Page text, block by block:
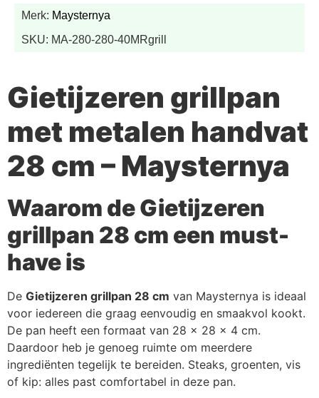
Merk: Maysternya
SKU: MA-280-280-40MRgrill
Gietijzeren grillpan
met metalen handvat
28 cm – Maysternya
Waarom de Gietijzeren
grillpan 28 cm een must-
have is
De Gietijzeren grillpan 28 cm van Maysternya is ideaal
voor iedereen die graag eenvoudig en smaakvol kookt.
De pan heeft een formaat van 28 × 28 × 4 cm.
Daardoor heb je genoeg ruimte om meerdere
ingrediënten tegelijk te bereiden. Steaks, groenten, vis
of kip: alles past comfortabel in deze pan.